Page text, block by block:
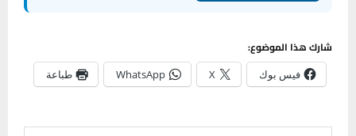
شارك هذا الموضوع:
فيس بوك X
WhatsApp طباعة